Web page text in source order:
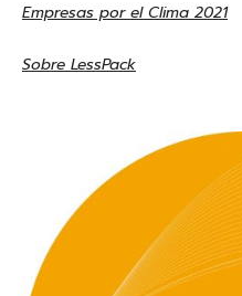
Empresas por el Clima 2021
Sobre LessPack